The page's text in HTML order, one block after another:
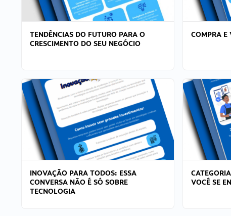
TENDÊNCIAS DO FUTURO PARA O
CRESCIMENTO DO SEU NEGÓCIO
COMPRA E
INOVAÇÃO PARA TODOS: ESSA
CONVERSA NÃO É SÓ SOBRE
TECNOLOGIA
VOCÊ SE